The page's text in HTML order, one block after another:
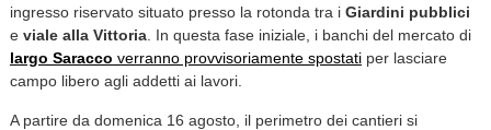
ingresso riservato situato presso la rotonda tra i Giardini pubblici
e viale alla Vittoria. In questa fase iniziale, i banchi del mercato di
largo Saracco verranno provvisoriamente spostatiper lasciare
campo libero agli addetti ai lavori.
A partire da domenica 16 agosto, il perimetro dei cantieri si